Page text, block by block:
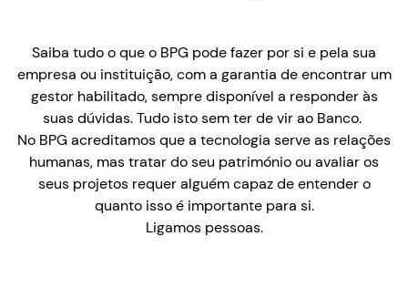
Saiba tudo o que o BPG pode fazer por si e pela sua
empresa ou instituição, com a garantia de encontrar um
gestor habilitado, sempre disponível a responder às
suas dúvidas. Tudo isto sem ter de vir ao Banco.
No BPG acreditamos que a tecnologia serve as relações
humanas, mas tratar do seu património ou avaliar os
seus projetos requer alguém capaz de entender o
quanto isso é importante para si.
Ligamos pessoas.